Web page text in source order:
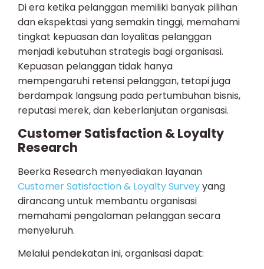
Di era ketika pelanggan memiliki banyak pilihan
dan ekspektasi yang semakin tinggi, memahami
tingkat kepuasan dan loyalitas pelanggan
menjadi kebutuhan strategis bagi organisasi.
Kepuasan pelanggan tidak hanya
mempengaruhi retensi pelanggan, tetapi juga
berdampak langsung pada pertumbuhan bisnis,
reputasi merek, dan keberlanjutan organisasi.
Customer Satisfaction & Loyalty
Research
Beerka Research menyediakan layanan
Customer Satisfaction & Loyalty Surveyyang
dirancang untuk membantu organisasi
memahami pengalaman pelanggan secara
menyeluruh.
Melalui pendekatan ini, organisasi dapat: